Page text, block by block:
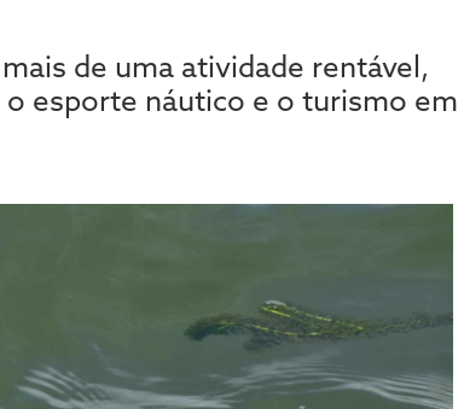
de uma atividade rentável,
esporte náutico e o turismo